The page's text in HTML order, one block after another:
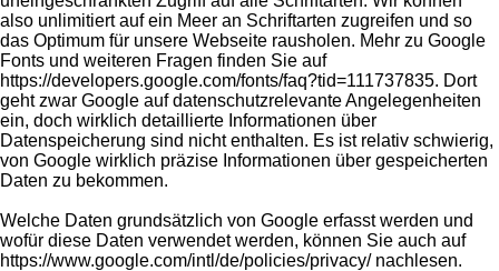
also unlimitiert auf ein Meer an Schriftarten zugreifen und so
das Optimum für unsere Webseite rausholen. Mehr zu Google
Fonts und weiteren Fragen finden Sie auf
https://developers.google.com/fonts/faq?tid=111737835. Dort
geht zwar Google auf datenschutzrelevante Angelegenheiten
ein, doch wirklich detaillierte Informationen über
Datenspeicherung sind nicht enthalten. Es ist relativ schwierig,
von Google wirklich präzise Informationen über gespeicherten
Daten zu bekommen.
Welche Daten grundsätzlich von Google erfasst werden und
wofür diese Daten verwendet werden, können Sie auch auf
https://www.google.com/intl/de/policies/privacy/ nachlesen.